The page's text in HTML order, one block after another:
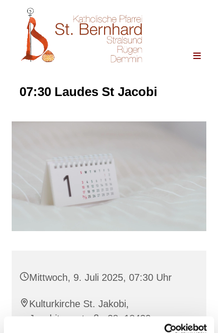
07:30 Laudes St Jacobi
Mittwoch, 9. Juli 2025, 07:30 Uhr
Kulturkirche St. Jakobi,
Jacobiturmstraße 28, 18439